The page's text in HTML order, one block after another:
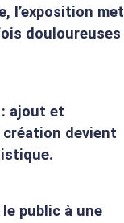
l’exposition met
douloureuses
ajout et
devient
public à une